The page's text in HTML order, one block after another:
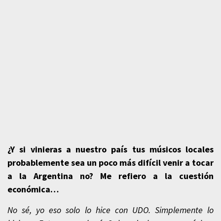
¿Y si vinieras a nuestro país tus músicos locales
probablemente sea un poco más difícil venir a tocar
a la Argentina no? Me refiero a la cuestión
económica…
No sé, yo eso solo lo hice con UDO. Simplemente lo